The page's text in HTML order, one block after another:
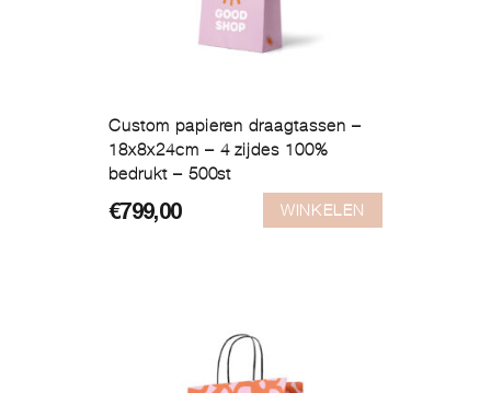
Custom papieren draagtassen –
18x8x24cm – 4 zijdes 100%
bedrukt – 500st
€799,00 WINKELEN